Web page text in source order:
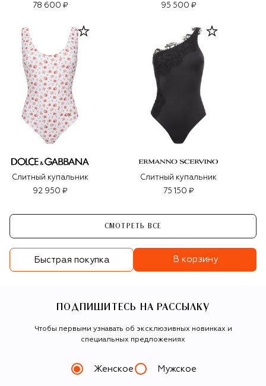
78 600 ₽
95 500 ₽
Слитный купальник
92 950 ₽
Слитный купальник
75 150 ₽
СМОТРЕТЬ ВСЕ
Быстрая покупка В корзину
ПОДПИШИТЕСЬ НА РАССЫЛКУ
Чтобы первыми узнавать об эксклюзивных новинках и
специальных предложениях
Женское Мужское